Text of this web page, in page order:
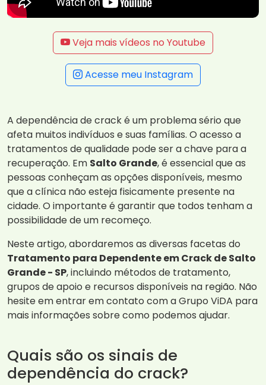
Veja mais vídeos no Youtube
Acesse meu Instagram
A dependência de crack é um problema sério que
afeta muitos indivíduos e suas famílias. O acesso a
tratamentos de qualidade pode ser a chave para a
recuperação. Em Salto Grande, é essencial que as
pessoas conheçam as opções disponíveis, mesmo
que a clínica não esteja fisicamente presente na
cidade. O importante é garantir que todos tenham a
possibilidade de um recomeço.
Neste artigo, abordaremos as diversas facetas do
Tratamento para Dependente em Crack de Salto
Grande - SP, incluindo métodos de tratamento,
grupos de apoio e recursos disponíveis na região. Não
hesite em entrar em contato com a Grupo ViDA para
mais informações sobre como podemos ajudar.
Quais são os sinais de
dependência do crack?